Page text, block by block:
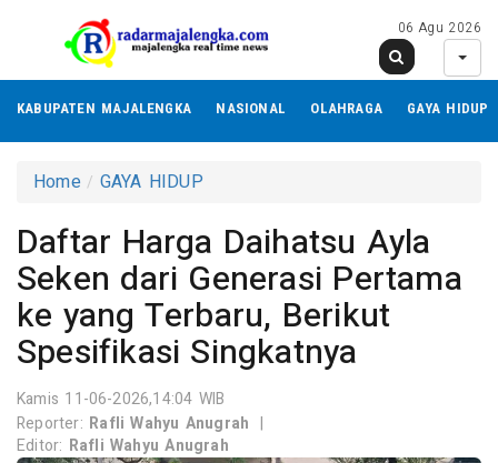
06 Agu 2026
KABUPATEN MAJALENGKA NASIONAL OLAHRAGA GAYA HIDUP
Home GAYA HIDUP
Daftar Harga Daihatsu Ayla
Seken dari Generasi Pertama
ke yang Terbaru, Berikut
Spesifikasi Singkatnya
Kamis 11-06-2026,14:04 WIB
Reporter: Rafli Wahyu Anugrah |
Editor: Rafli Wahyu Anugrah